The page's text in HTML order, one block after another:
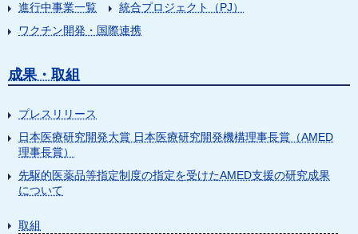
進行中事業一覧
統合プロジェクト（PJ）
ワクチン開発・国際連携
成果・取組
プレスリリース
日本医療研究開発大賞 日本医療研究開発機構理事長賞（AMED
理事長賞）
先駆的医薬品等指定制度の指定を受けたAMED支援の研究成果
について
取組